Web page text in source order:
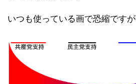
いつも使っている画で恐縮ですが